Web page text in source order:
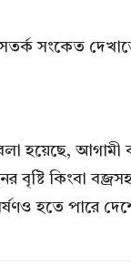
সংকেত
হয়েছে, আগামী
কিংবা বজ্রসহ
হতে পারে